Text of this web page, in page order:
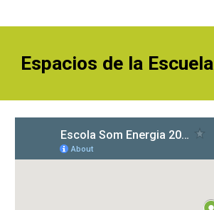
Espacios de la Escuela